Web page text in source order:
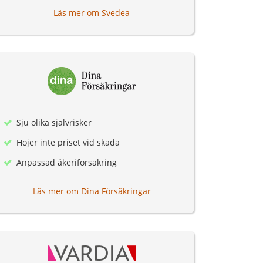
Läs mer om Svedea
Sju olika självrisker
Höjer inte priset vid skada
Anpassad åkeriförsäkring
Läs mer om Dina Försäkringar